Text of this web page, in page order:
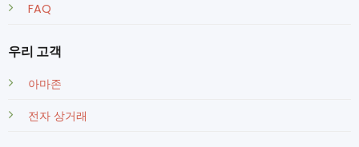
FAQ
우리 고객
아마존
전자 상거래